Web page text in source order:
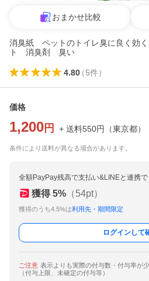
おまかせ比較
消臭紙 ペットのトイレ臭に良く
ト 消臭剤 臭い
4.80（5件）
価格
1,200 円 + 送料550円 （東京都）
条件により送料が異なる場合があります。
全額PayPay残高で支払い&LINEと連携で
獲得 5% （54pt）
獲得のうち4.5%は利用先・期間限定
ログインして
ご注意 表示よりも実際の付与数・付与率が
（付与上限、未確定の付与等）